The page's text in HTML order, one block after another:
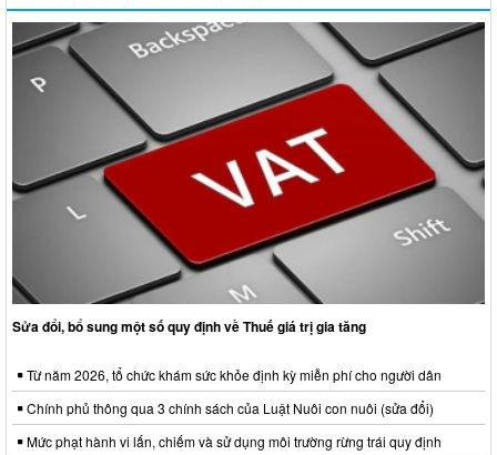
Sửa đổi, bổ sung một số quy định về Thuế giá trị gia tăng
Từ năm 2026, tổ chức khám sức khỏe định kỳ miễn phí cho người dân
Chính phủ thông qua 3 chính sách của Luật Nuôi con nuôi (sửa đổi)
Mức phạt hành vi lấn, chiếm và sử dụng môi trường rừng trái quy định